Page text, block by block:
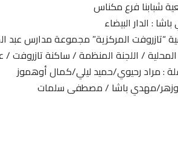
شبابنا فرع مكناس
: الدار البيضاء
“تازروفت المركزية” مجموعة مدارس عبد
/ اللجنة المنظمة / ساكنة تازروفت /
: مراد رحيوي/حميد ليلي/كمال أوهموز
مهدي باشا / مصطفى سلمات